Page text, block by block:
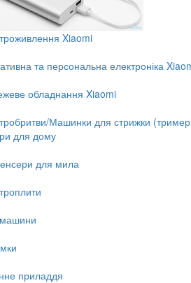
Xiaomi
та персональна електроніка
обладнання Xiaomi
Машинки для стрижки
для дому
для мила
приладдя